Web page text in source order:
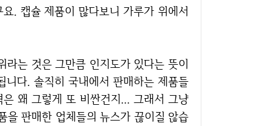
. 캡슐 제품이 많다보니 가루가 위에서
다. 솔직히 국내에서 판매하는 제품들
왜 그렇게 또 비싼건지... 그래서 그냥
을 판매한 업체들의 뉴스가 끊이질 않습